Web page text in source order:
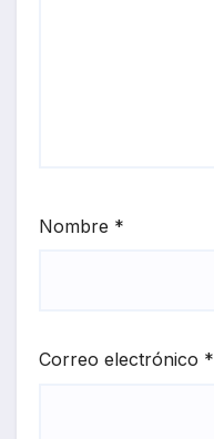
Nombre *
Correo electrónico *